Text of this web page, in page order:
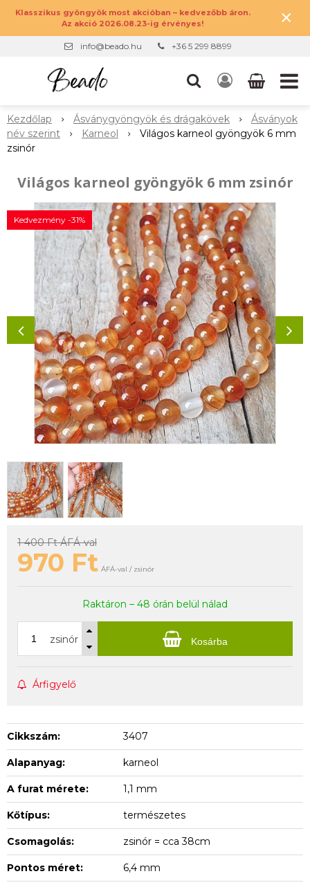
Klasszikus gyöngyök most akcióban – kedvezőbb áron.
Az akció 2026.08.23-ig érvényes!
×
info@beado.hu +36 5 299 8899
Kezdőlap Ásványgyöngyök és drágakövek
Ásványok
név szerint
Karneol
Világos karneol gyöngyök 6 mm
zsinór
Világos karneol gyöngyök 6 mm zsinór
Kedvezmény -31%
1 400 FtÁFÁ-val
970 Ft ÁFÁ-val / zsinór
Raktáron – 48 órán belül nálad
zsinór Kosárba
Árfigyelő
Cikkszám: 3407
Alapanyag: karneol
A furat mérete: 1,1 mm
Kőtípus: természetes
Csomagolás: zsinór = cca 38cm
Pontos méret: 6,4 mm